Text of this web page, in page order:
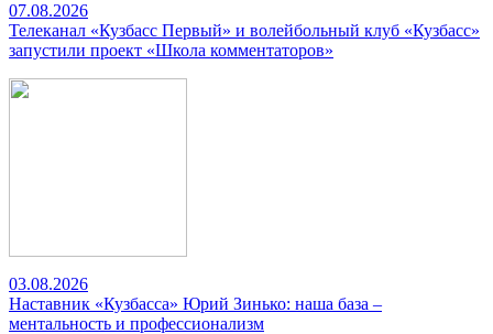
07.08.2026
Телеканал «Кузбасс Первый» и волейбольный клуб «Кузбасс»
запустили проект «Школа комментаторов»
03.08.2026
Наставник «Кузбасса» Юрий Зинько: наша база –
ментальность и профессионализм